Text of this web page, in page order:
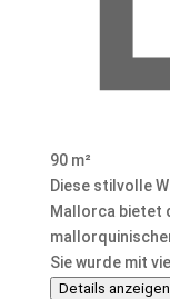
90 m²
Diese stilvolle
Mallorca bietet
Sie wurde mit
Details